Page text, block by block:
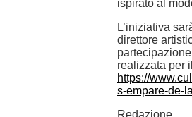
ispirato al
L’iniziativa
direttore
realizzata per
https://
s-empare-de-
Redazione